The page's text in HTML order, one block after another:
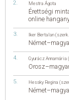
Mestra Ágota
Érettségi
online
Iker Bertalan
Gyurácz Annamária
Hessky Regina